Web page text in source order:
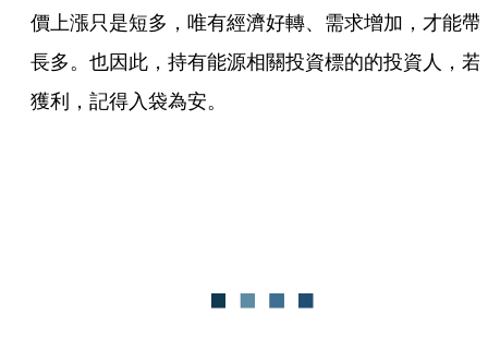
價上漲只是短多，唯有經濟好轉、需求增加，才能帶
長多。也因此，持有能源相關投資標的的投資人，若
獲利，記得入袋為安。